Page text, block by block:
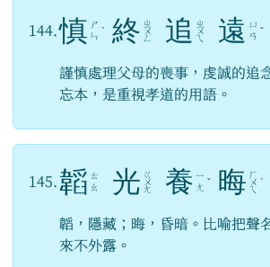
144. 慎 ㄕ
ㄣ ˋ 終 ㄓ
ㄨ
ㄥ 追 ㄓ
ㄨ
ㄟ 遠 ㄩ
ㄢ ˇ
謹慎處理父母的喪事，虔誠的追
忘本，是重視孝道的用語。
145. 韜 ㄊ
ㄠ
光 ㄍ
ㄨ
ㄤ 養 ㄧ
ㄤ ˇ 晦 ㄏ
ㄨ
ㄟ
ˋ
韜，隱藏；晦，昏暗。比喻把聲
來不外露。